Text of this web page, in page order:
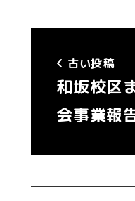
古い投稿
和坂校区
会事業報